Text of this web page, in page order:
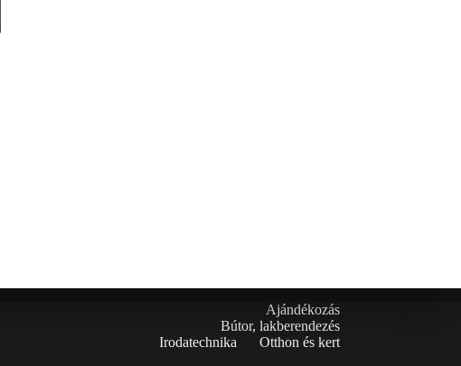
Ajándékozás
Bútor, lakberendezés
Irodatechnika
Otthon és kert